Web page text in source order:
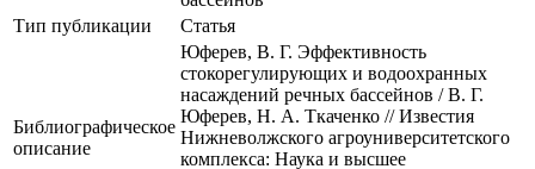
Тип публикации
Статья
Библиографическое
описание
Юферев, В. Г. Эффективность
стокорегулирующих и водоохранных
насаждений речных бассейнов / В. Г.
Юферев, Н. А. Ткаченко // Известия
Нижневолжского агроуниверситетского
комплекса: Наука и высшее